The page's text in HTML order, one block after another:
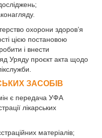
охорони здоров’я
цією постановою
і внести
Уряду проєкт акта щодо
ЗАСОБІВ
є передача УФА
лікарських
матеріалів;